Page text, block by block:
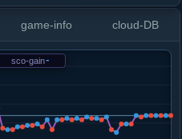
炮六平七
炮六平九
game-info cloud-DB
sco-gain-